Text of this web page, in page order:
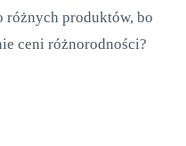
różnych produktów, bo
ceni różnorodności?